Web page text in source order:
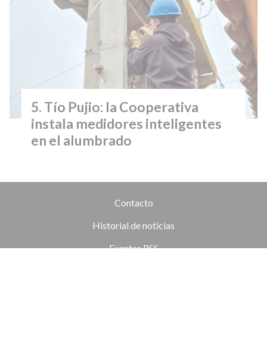
Tío Pujio: la Cooperativa
instala medidores inteligentes
en el alumbrado
Contacto
Historial de noticias
Fuentes RSS